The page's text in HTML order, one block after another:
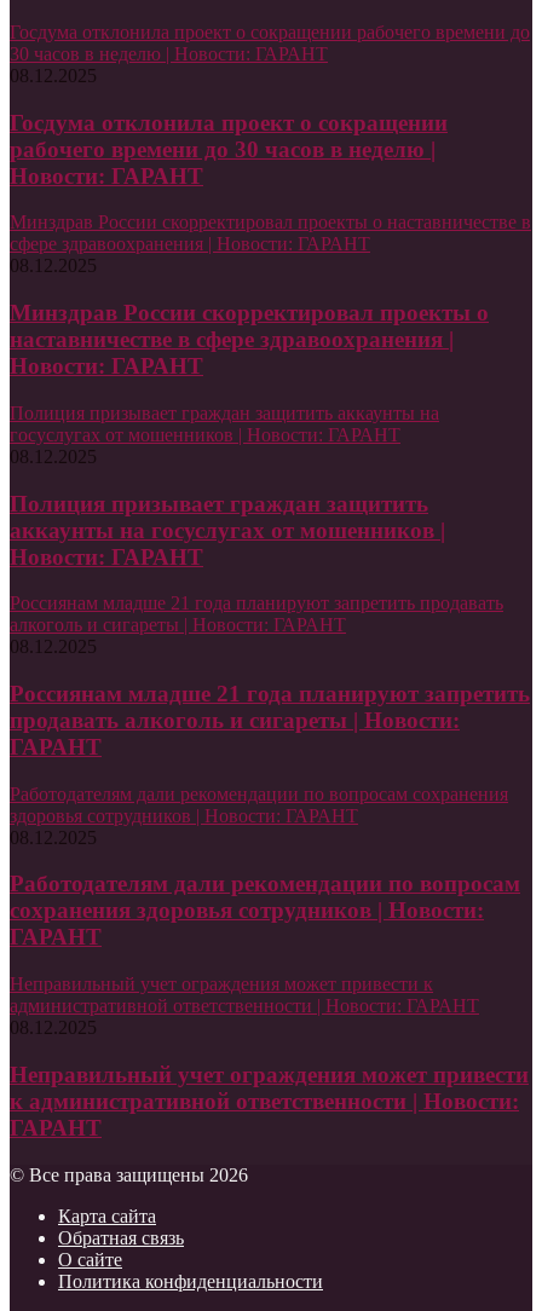
Госдума отклонила проект о сокращении рабочего времени до
30 часов в неделю | Новости: ГАРАНТ
08.12.2025
Госдума отклонила проект о сокращении
рабочего времени до 30 часов в неделю |
Новости: ГАРАНТ
Минздрав России скорректировал проекты о наставничестве в
сфере здравоохранения | Новости: ГАРАНТ
08.12.2025
Минздрав России скорректировал проекты о
наставничестве в сфере здравоохранения |
Новости: ГАРАНТ
Полиция призывает граждан защитить аккаунты на
госуслугах от мошенников | Новости: ГАРАНТ
08.12.2025
Полиция призывает граждан защитить
аккаунты на госуслугах от мошенников |
Новости: ГАРАНТ
Россиянам младше 21 года планируют запретить продавать
алкоголь и сигареты | Новости: ГАРАНТ
08.12.2025
Россиянам младше 21 года планируют запретить
продавать алкоголь и сигареты | Новости:
ГАРАНТ
Работодателям дали рекомендации по вопросам сохранения
здоровья сотрудников | Новости: ГАРАНТ
08.12.2025
Работодателям дали рекомендации по вопросам
сохранения здоровья сотрудников | Новости:
ГАРАНТ
Неправильный учет ограждения может привести к
административной ответственности | Новости: ГАРАНТ
08.12.2025
Неправильный учет ограждения может привести
к административной ответственности | Новости:
ГАРАНТ
© Все права защищены 2026
Карта сайта
Обратная связь
О сайте
Политика конфиденциальности